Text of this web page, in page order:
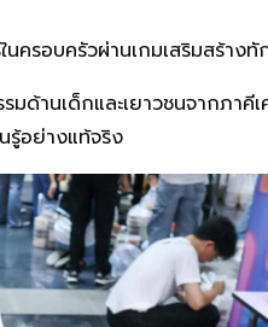
ครอบครัวผ่านเกมเสริมสร้างทั
ด้านเด็กและเยาวชนจากภาคี
รู้อย่างแท้จริง